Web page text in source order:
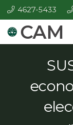
4627-5433
CAM